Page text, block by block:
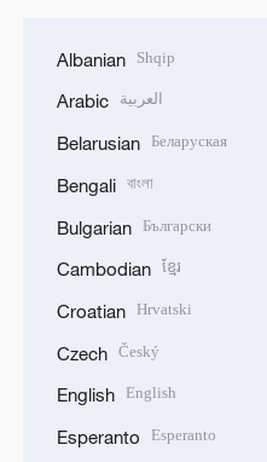
Albanian Shqip
Arabic العربية
Belarusian Беларуская
Bengali বাংলা
Bulgarian Български
Cambodian ខ្មែរ
Croatian Hrvatski
Czech Český
English English
Esperanto Esperanto